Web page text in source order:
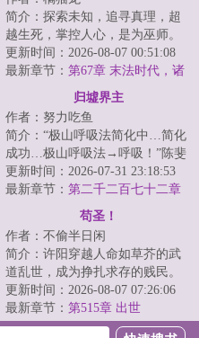
简介：探索未知，追寻真理，超
越生死，掌控人心，是为巫师。
在这个资源相对匮乏的巫师世界
之中，穿越者洛...
更新时间：2026-08-07 00:51:08
最新章节： 第67章 末法时代，诸
圣告别，此世陷入倒计时！
归墟界主
作者：努力吃鱼
简介：“极山呼吸法简化中…简化
成功…极山呼吸法→呼吸！”陈斐
深吸了一口气。“极山呼吸法经验
值+。”...
更新时间：2026-07-31 23:18:53
最新章节： 第二千二百七十二章
苟圣！
作者：不偷半日闲
简介：许阳穿越人命如草芥的武
道乱世，成为挣扎求存的贱民。
贫贱之身，起初他只想活着，吃
一口饱饭。直到...
更新时间：2026-08-07 07:26:06
最新章节： 第515章 出世